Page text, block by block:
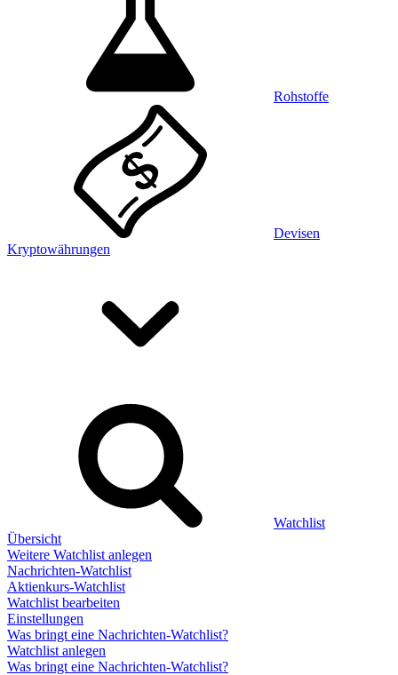
Rohstoffe
Devisen
Kryptowährungen
Watchlist
Übersicht
Weitere Watchlist anlegen
Nachrichten-Watchlist
Aktienkurs-Watchlist
Watchlist bearbeiten
Einstellungen
Was bringt eine Nachrichten-Watchlist?
Watchlist anlegen
Was bringt eine Nachrichten-Watchlist?